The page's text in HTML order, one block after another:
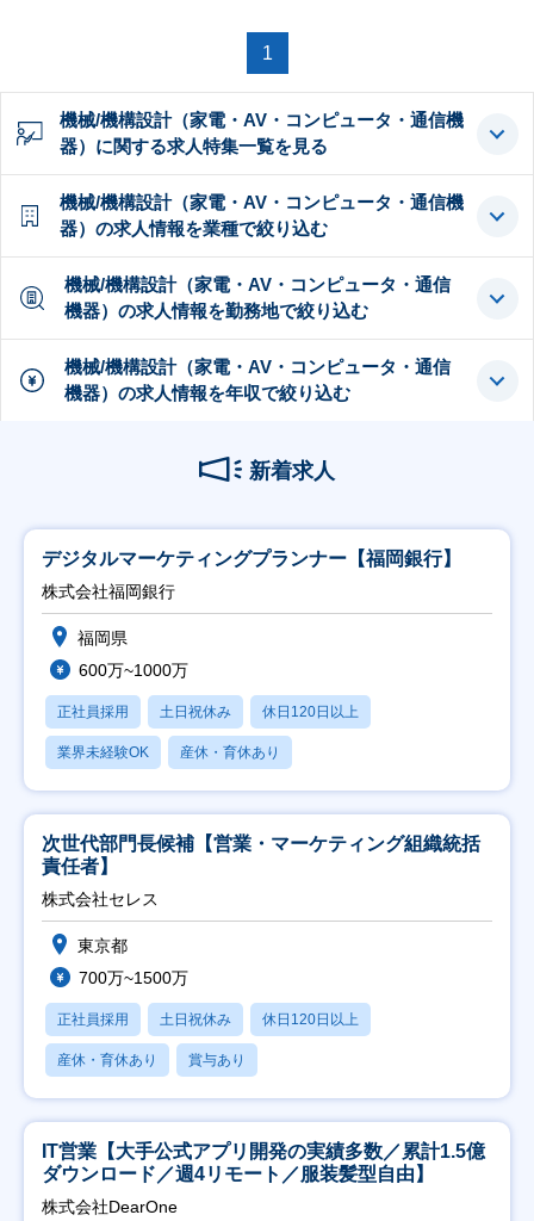
1
機械/機構設計（家電・AV・コンピュータ・通信機
器）に関する求人特集一覧を見る
機械/機構設計（家電・AV・コンピュータ・通信機
器）の求人情報を業種で絞り込む
機械/機構設計（家電・AV・コンピュータ・通信
機器）の求人情報を勤務地で絞り込む
機械/機構設計（家電・AV・コンピュータ・通信
機器）の求人情報を年収で絞り込む
新着求人
デジタルマーケティングプランナー【福岡銀行】
株式会社福岡銀行
福岡県
600万~1000万
正社員採用 土日祝休み 休日120日以上
業界未経験OK 産休・育休あり
次世代部門長候補【営業・マーケティング組織統括
責任者】
株式会社セレス
東京都
700万~1500万
正社員採用 土日祝休み 休日120日以上
産休・育休あり 賞与あり
IT営業【大手公式アプリ開発の実績多数／累計1.5億
ダウンロード／週4リモート／服装髪型自由】
株式会社DearOne